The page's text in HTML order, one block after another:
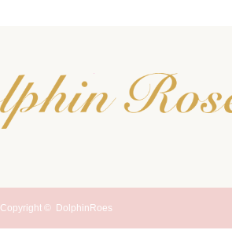
Copyright © DolphinRoes